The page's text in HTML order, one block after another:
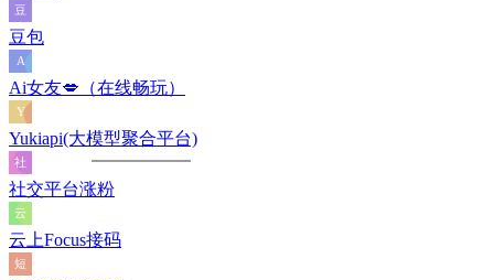
豆包
Ai女友💋（在线畅玩）
Yukiapi(大模型聚合平台)
社交平台涨粉
云上Focus接码